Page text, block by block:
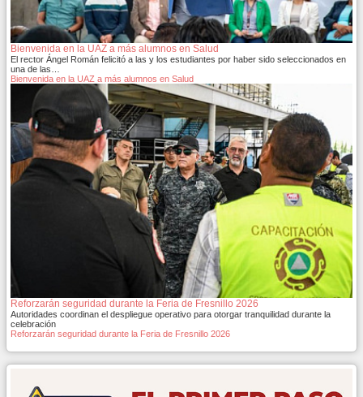
Bienvenida en la UAZ a más alumnos en Salud
El rector Ángel Román felicitó a las y los estudiantes por haber sido seleccionados en
una de las…
Bienvenida en la UAZ a más alumnos en Salud
Reforzarán seguridad durante la Feria de Fresnillo 2026
Autoridades coordinan el despliegue operativo para otorgar tranquilidad durante la
celebración
Reforzarán seguridad durante la Feria de Fresnillo 2026